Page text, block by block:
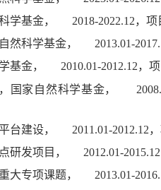
学基金， 2018-2022.12，项
然科学基金， 2013.01-
基金， 2010.01-2012.12，项
国家自然科学基金，
台建设， 2011.01-2012.12，
研发项目， 2012.01-2015.12
大专项课题， 2013.01-